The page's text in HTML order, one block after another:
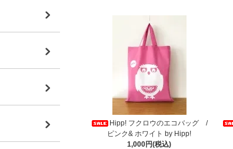
Hipp! フクロウのエコバッグ /
ピンク& ホワイト by Hipp!
1,000円(税込)